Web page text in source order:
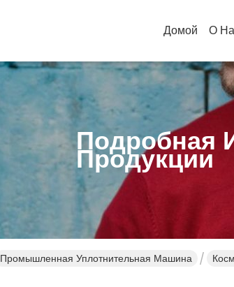
Домой О
Подробная
Продукции
Промышленная Уплотнительная Машина